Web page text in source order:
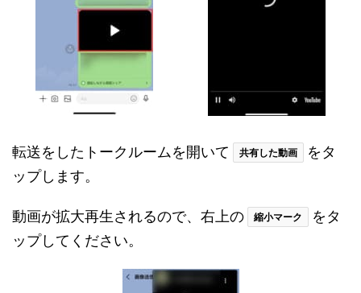
転送をしたトークルームを開いて 共有した動画
をタ
ップします。
動画が拡大再生されるので、右上の 縮小マーク
をタ
ップしてください。